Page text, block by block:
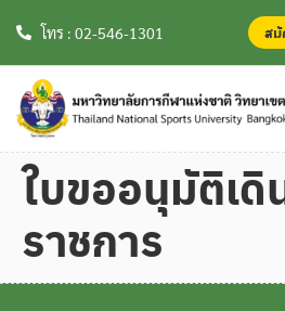
โทร : 02-546-1301 สมั
ใบขออนุมัติเดิ
ราชการ